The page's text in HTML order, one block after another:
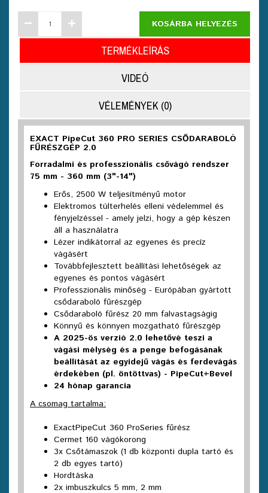
KOSÁRBA HELYEZÉS
TERMÉKLEÍRÁS
VIDEÓ
VÉLEMÉNYEK (0)
EXACT PipeCut 360 PRO SERIES CSŐDARABOLÓ
FŰRÉSZGÉP 2.0
Forradalmi és professzionális csővágó rendszer
75 mm - 360 mm (3"-14")
Erős, 2500 W teljesítményű motor
Elektromos túlterhelés elleni védelemmel és
fényjelzéssel - amely jelzi, hogy a gép készen
áll a használatra
Lézer indikátorral az egyenes és precíz
vágásért
Továbbfejlesztett beállítási lehetőségek az
egyenes és pontos vágásért
Professzionális minőség - Európában gyártott
csődaraboló fűrészgép
Csődaraboló fűrész 20 mm falvastagságig
Könnyű és könnyen mozgatható fűrészgép
A 2025-ös verzió 2.0 lehetővé teszi a
vágási mélység és a penge befogásának
beállítását az egyidejű vágás és ferdevágás
érdekében (pl. öntöttvas) - PipeCut+Bevel
24 hónap garancia
A csomag tartalma:
ExactPipeCut 360 ProSeries fűrész
Cermet 160 vágókorong
3x Csőtámaszok (1 db központi dupla tartó és
2 db egyes tartó)
Hordtáska
2x imbuszkulcs 5 mm, 2 mm